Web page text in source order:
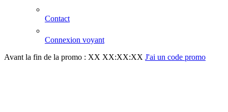
Contact
Connexion voyant
Avant la fin de la promo : XX XX:XX:XX J'ai un code promo